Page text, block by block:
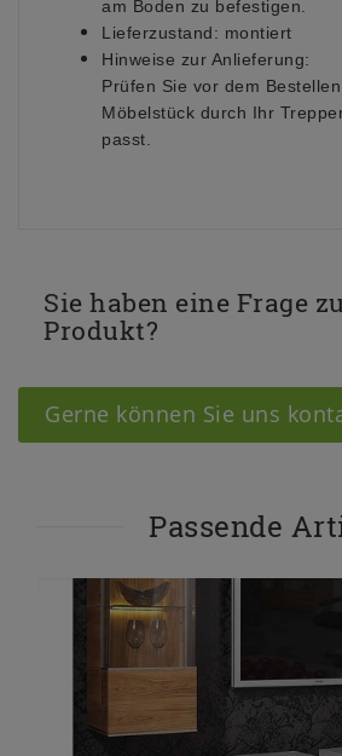
am Boden zu befestigen.
Lieferzustand: montiert
Hinweise zur Anlieferung:
Prüfen Sie vor dem
Möbelstück durch Ihr
passt.
Sie haben eine Frage
Produkt?
Gerne können Sie uns
Passende